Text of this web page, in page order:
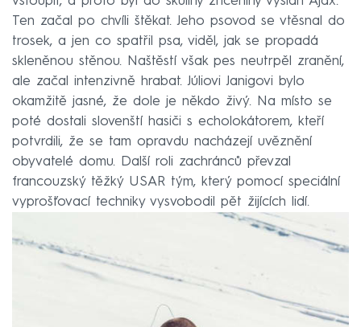
Ten začal po chvíli štěkat. Jeho psovod se vtěsnal do
trosek, a jen co spatřil psa, viděl, jak se propadá
skleněnou stěnou. Naštěstí však pes neutrpěl zranění,
ale začal intenzivně hrabat. Júliovi Janigovi bylo
okamžitě jasné, že dole je někdo živý. Na místo se
poté dostali slovenští hasiči s echolokátorem, kteří
potvrdili, že se tam opravdu nacházejí uvěznění
obyvatelé domu. Další roli zachránců převzal
francouzský těžký USAR tým, který pomocí speciální
vyprošťovací techniky vysvobodil pět žijících lidí.